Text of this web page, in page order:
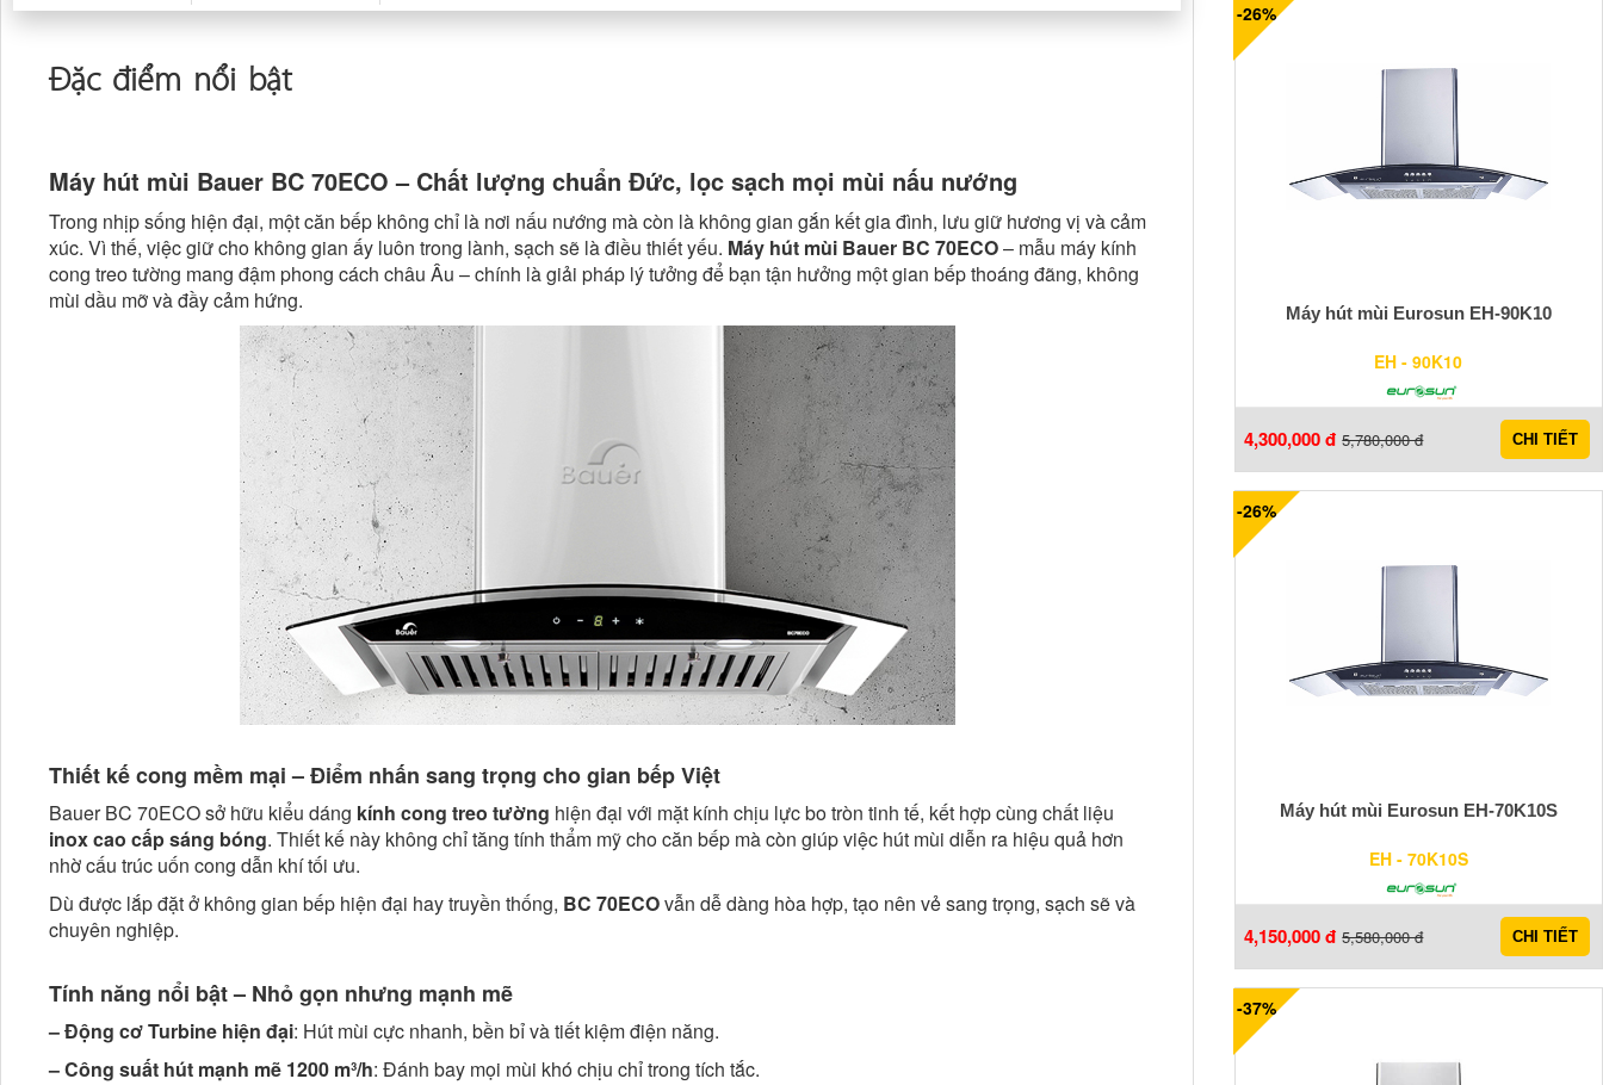
Đặc điểm nổi bật
Máy hút mùi Bauer BC 70ECO – Chất lượng chuẩn Đức, lọc sạch mọi mùi nấu nướng
Trong nhịp sống hiện đại, một căn bếp không chỉ là nơi nấu nướng mà còn là không gian gắn kết gia đình, lưu giữ hương vị và cảm
xúc. Vì thế, việc giữ cho không gian ấy luôn trong lành, sạch sẽ là điều thiết yếu. Máy hút mùi Bauer BC 70ECO– mẫu máy kính
cong treo tường mang đậm phong cách châu Âu – chính là giải pháp lý tưởng để bạn tận hưởng một gian bếp thoáng đãng, không
mùi dầu mỡ và đầy cảm hứng.
Thiết kế cong mềm mại – Điểm nhấn sang trọng cho gian bếp Việt
Bauer BC 70ECO sở hữu kiểu dáng kính cong treo tường hiện đại với mặt kính chịu lực bo tròn tinh tế, kết hợp cùng chất liệu
inox cao cấp sáng bóng. Thiết kế này không chỉ tăng tính thẩm mỹ cho căn bếp mà còn giúp việc hút mùi diễn ra hiệu quả hơn
nhờ cấu trúc uốn cong dẫn khí tối ưu.
Dù được lắp đặt ở không gian bếp hiện đại hay truyền thống, BC 70ECOvẫn dễ dàng hòa hợp, tạo nên vẻ sang trọng, sạch sẽ và
chuyên nghiệp.
Tính năng nổi bật – Nhỏ gọn nhưng mạnh mẽ
– Động cơ Turbine hiện đại: Hút mùi cực nhanh, bền bỉ và tiết kiệm điện năng.
– Công suất hút mạnh mẽ 1200 m³/h: Đánh bay mọi mùi khó chịu chỉ trong tích tắc.
-26%
Máy hút mùi Eurosun EH-90K10
EH - 90K10
4,300,000 đ 5,780,000 đ CHI TIẾT
-26%
Máy hút mùi Eurosun EH-70K10S
EH - 70K10S
4,150,000 đ 5,580,000 đ CHI TIẾT
-37%